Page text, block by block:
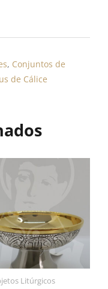
, Conjuntos de
de Cálice
Litúrgicos